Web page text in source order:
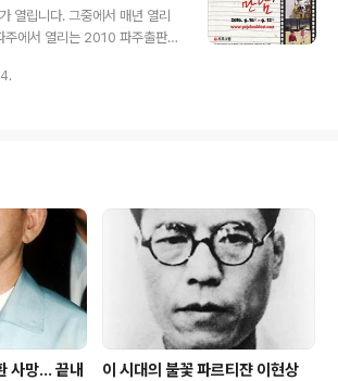
곳이 별로 없다는 것이 안타깝
을 알았으면 좋겠다. 맛있는 냉면
구이 냉면 전문점 낙성대역 5번
열립니다. 그중에서 매년 열리
주에서 열리는 2010 파주출판도
는 9/10 ~ 12일까지입니다. 한
택할 수도 있겠지요. 파주출판
축제에 참가할 수도 있을 것이
진 곳도 아니니 주최측이 협의를
더 많은 방문객이 올 수 있는 환
다. 자신만 생각 할 것이 아니라
는 것이 옳..
사망... 끝내
이 시대의 불꽃 파르티쟌 이현상